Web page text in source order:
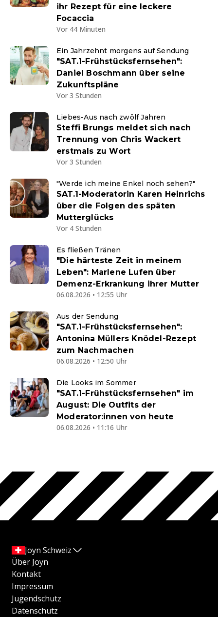
ihr Rezept für eine leckere
Focaccia
Vor 44 Minuten
Ein Jahrzehnt morgens auf Sendung
"SAT.1-Frühstücksfernsehen":
Daniel Boschmann über seine
Zukunftspläne
Vor 3 Stunden
Liebes-Aus nach zwölf Jahren
Steffi Brungs meldet sich nach
Trennung von Chris Wackert
erstmals zu Wort
Vor 3 Stunden
"Werde ich meine Enkel noch sehen?"
SAT.1-Moderatorin Karen Heinrichs
über die Folgen des späten
Mutterglücks
Vor 4 Stunden
Es fließen Tränen
"Die härteste Zeit in meinem
Leben": Marlene Lufen über
Demenz-Erkrankung ihrer Mutter
06.08.2026 • 12:55 Uhr
Aus der Sendung
"SAT.1-Frühstücksfernsehen":
Antonina Müllers Knödel-Rezept
zum Nachmachen
06.08.2026 • 12:50 Uhr
Die Looks im Sommer
"SAT.1-Frühstücksfernsehen" im
August: Die Outfits der
Moderator:innen von heute
06.08.2026 • 11:16 Uhr
Joyn Schweiz
Über Joyn
Kontakt
Impressum
Jugendschutz
Datenschutz